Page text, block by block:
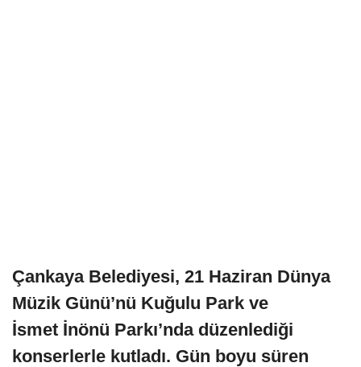
Çankaya Belediyesi, 21 Haziran Dünya
Müzik Günü’nü Kuğulu Park ve
İsmet İnönü Parkı’nda düzenlediği
konserlerle kutladı. Gün boyu süren